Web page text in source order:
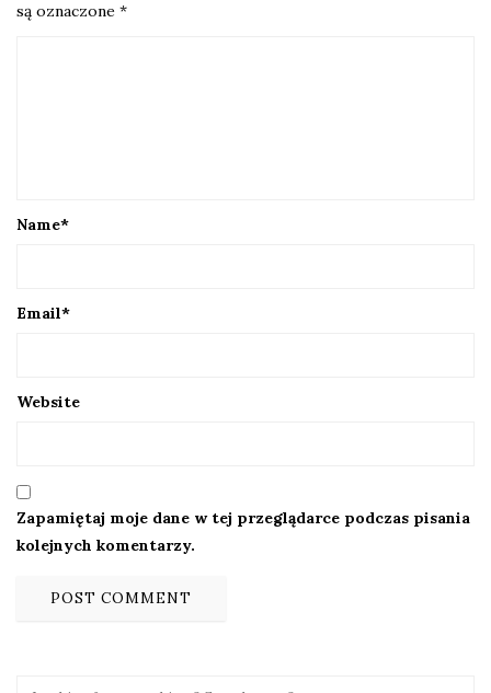
są oznaczone *
Name*
Email*
Website
Zapamiętaj moje dane w tej przeglądarce podczas pisania
kolejnych komentarzy.